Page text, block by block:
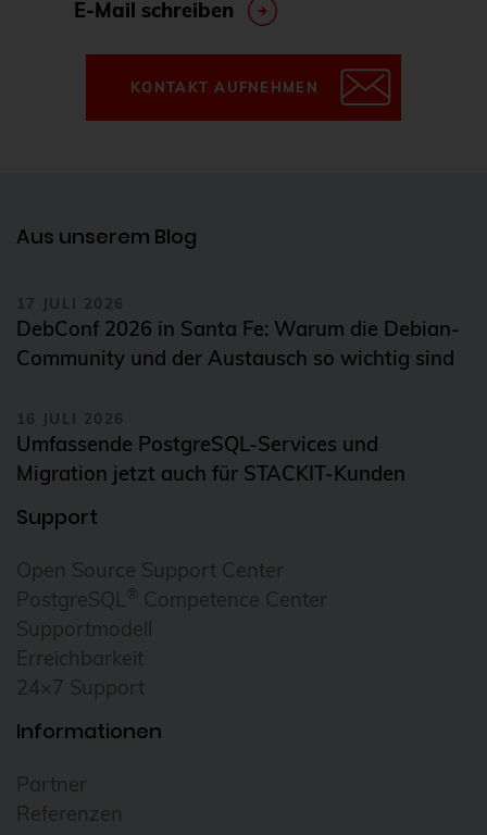
E-Mail schreiben
KONTAKT AUFNEHMEN
Aus unserem Blog
17 JULI 2026
DebConf 2026 in Santa Fe: Warum die Debian-
Community und der Austausch so wichtig sind
16 JULI 2026
Umfassende PostgreSQL-Services und
Migration jetzt auch für STACKIT-Kunden
Support
Open Source Support Center
PostgreSQL ® Competence Center
Supportmodell
Erreichbarkeit
24×7 Support
Informationen
Partner
Referenzen